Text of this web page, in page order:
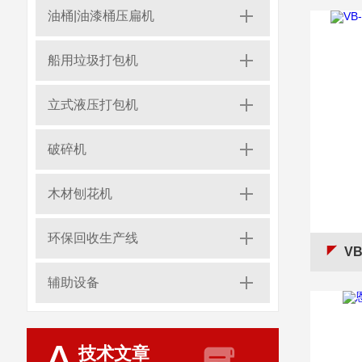
油桶|油漆桶压扁机
船用垃圾打包机
立式液压打包机
破碎机
木材刨花机
环保回收生产线
辅助设备
技术文章